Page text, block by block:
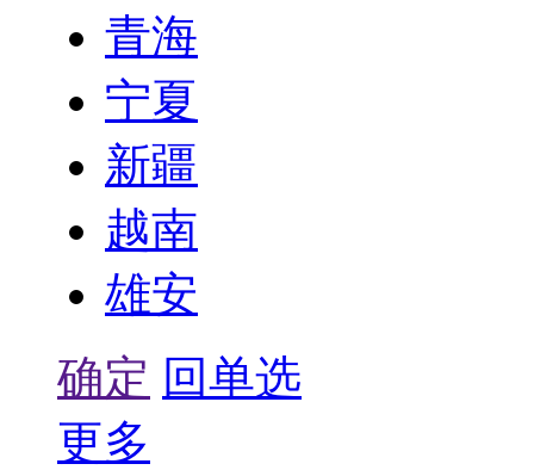
青海
宁夏
新疆
越南
雄安
确定 回单选
更多